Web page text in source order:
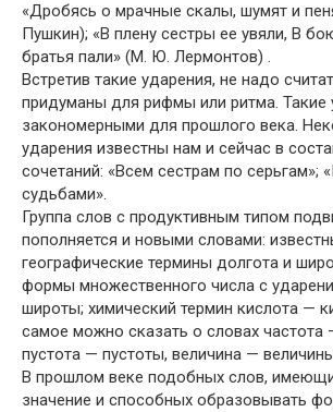
«Дробясь о мрачные скалы, шумят и
Пушкин); «В плену сестры ее увяли, В
братья пали» (М. Ю. Лермонтов) .
Встретив такие ударения, не надо
придуманы для рифмы или ритма. Такие
закономерными для прошлого века.
ударения известны нам и сейчас в
сочетаний: «Всем сестрам по серьгам»;
судьбами».
Группа слов с продуктивным типом
пополняется и новыми словами:
географические термины долгота и
формы множественного числа с
широты; химический термин кислота —
самое можно сказать о словах частота
пустота — пустоты, величина —
В прошлом веке подобных слов,
значение и способных образовывать